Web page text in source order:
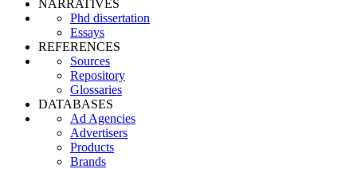
NARRATIVES
Phd dissertation
Essays
REFERENCES
Sources
Repository
Glossaries
DATABASES
Ad Agencies
Advertisers
Products
Brands